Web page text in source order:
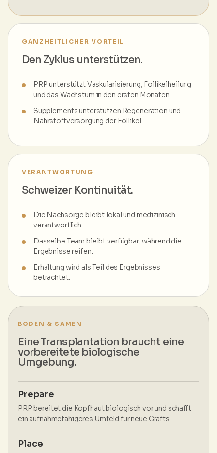
GANZHEITLICHER VORTEIL
Den Zyklus unterstützen.
PRP unterstützt Vaskularisierung, Follikelheilung
und das Wachstum in den ersten Monaten.
Supplements unterstützen Regeneration und
Nährstoffversorgung der Follikel.
VERANTWORTUNG
Schweizer Kontinuität.
Die Nachsorge bleibt lokal und medizinisch
verantwortlich.
Dasselbe Team bleibt verfügbar, während die
Ergebnisse reifen.
Erhaltung wird als Teil des Ergebnisses
betrachtet.
BODEN & SAMEN
Eine Transplantation braucht eine
vorbereitete biologische
Umgebung.
Prepare
PRP bereitet die Kopfhaut biologisch vor und schafft
ein aufnahmefähigeres Umfeld für neue Grafts.
Place